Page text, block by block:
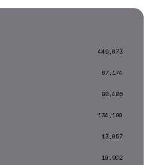
449,073
67,174
88,426
134,190
13,057
10,902